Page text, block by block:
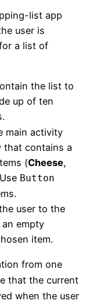
list app
user is
a list of
the list to
up of ten
main activity
that contains a
(Cheese,
Button
user to the
empty
item.
from one
that the current
when the user